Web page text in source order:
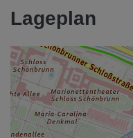
Lageplan